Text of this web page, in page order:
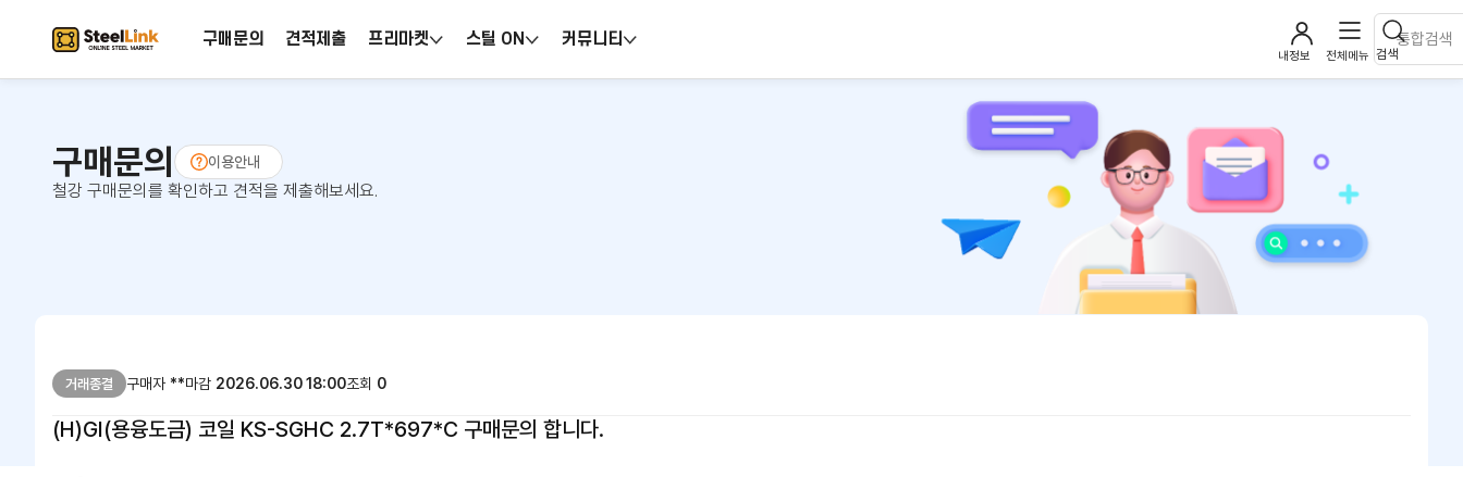
구매문의 견적제출 프리마켓 스틸 ON 커뮤니티
검색
내정보 전체메뉴
구매문의 이용안내
철강 구매문의를 확인하고 견적을 제출해보세요.
거래종결 구매자 **마감 2026.06.30 18:00조회 0
(H)GI(용융도금) 코일 KS-SGHC 2.7T*697*C 구매문의 합니다.